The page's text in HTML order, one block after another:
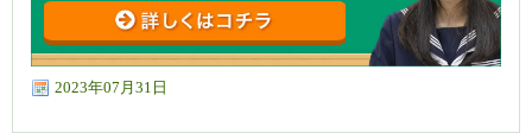
2023年07月31日